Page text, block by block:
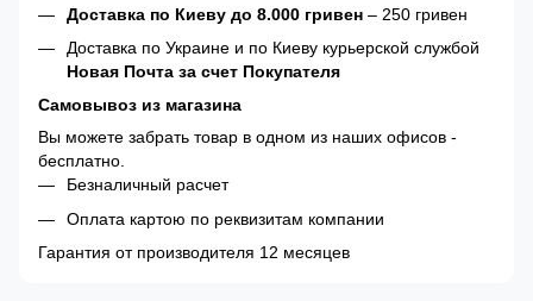
Доставка по Киеву до 8.000 гривен – 250 гривен
Доставка по Украине и по Киеву курьерской службой
Новая Почта за счет Покупателя
Самовывоз из магазина
Вы можете забрать товар в одном из наших офисов -
бесплатно.
Безналичный расчет
Оплата картою по реквизитам компании
Гарантия от производителя 12 месяцев